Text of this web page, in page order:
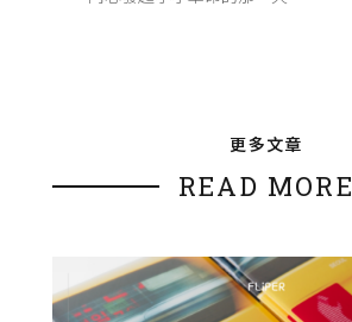
更多文章
READ MORE